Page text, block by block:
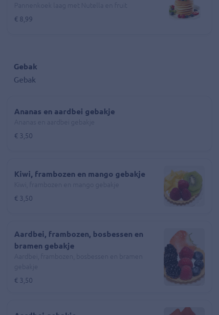
€ 8,99
Gebak
Gebak
Ananas en aardbei gebakje
€ 3,50
Kiwi, frambozen en mango gebakje
€ 3,50
Aardbei, frambozen, bosbessen en
bramen gebakje
€ 3,50